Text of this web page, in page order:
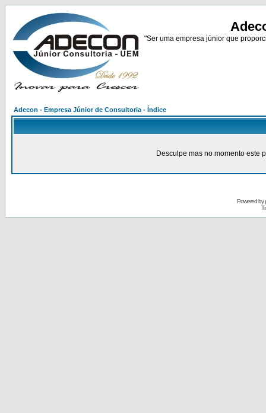
"Ser uma empresa júnior que
Adecon - Empresa Júnior de Consultoria - Índice
Desculpe mas no momento este
Powered by